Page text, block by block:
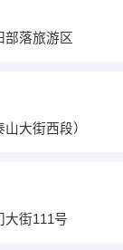
落旅游区
大街西段）
大街111号